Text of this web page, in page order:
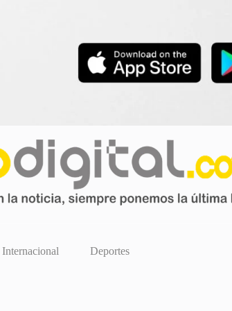
Internacional Deportes